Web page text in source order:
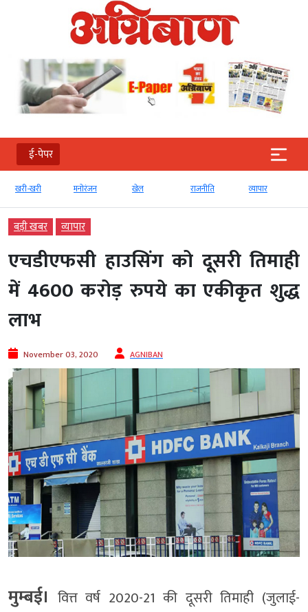
ई-पेपर
खरी-खरी मनोरंजन खेल राजनीति व्‍यापार
बड़ी खबर व्‍यापार
एचडीएफसी हाउसिंग को दूसरी तिमाही
में 4600 करोड़ रुपये का एकीकृत शुद्ध
लाभ
November 03, 2020 AGNIBAN
मुम्बई। वित्त वर्ष 2020-21 की दूसरी तिमाही (जुलाई-